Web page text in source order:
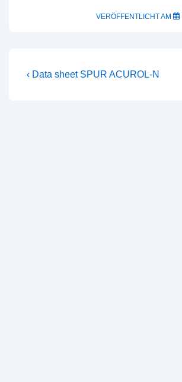
VERÖFFENTLICHT AM
Beitragsnavigation
Vorheriger
‹ Data sheet SPUR ACUROL-N